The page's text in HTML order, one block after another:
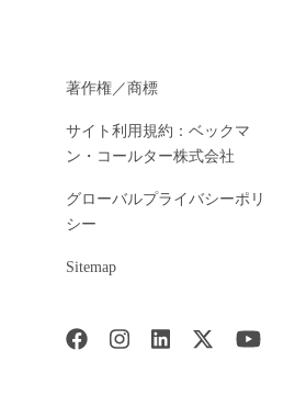
著作権／商標
サイト利用規約：ベックマ
ン・コールター株式会社
グローバルプライバシーポリ
シー
Sitemap